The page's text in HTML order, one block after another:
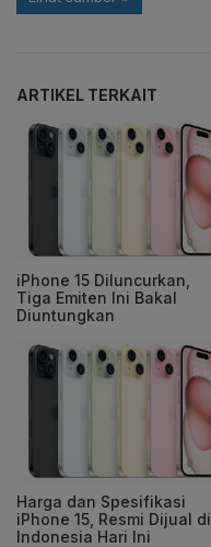
ARTIKEL TERKAIT
iPhone 15 Diluncurkan,
Tiga Emiten Ini Bakal
Diuntungkan
Harga dan Spesifikasi
iPhone 15, Resmi Dijual di
Indonesia Hari Ini